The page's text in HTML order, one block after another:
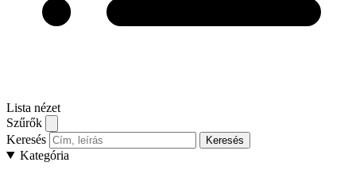
Lista nézet
Szűrők
Keresés
Keresés
Kategória